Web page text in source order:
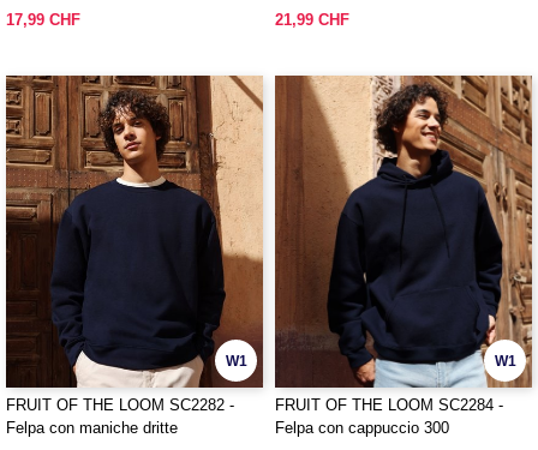
17,99 CHF
21,99 CHF
W1
FRUIT OF THE LOOM SC2282 -
Felpa con maniche dritte
W1
FRUIT OF THE LOOM SC2284 -
Felpa con cappuccio 300